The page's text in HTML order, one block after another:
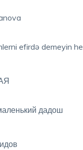
efirdə demeyin
дадош